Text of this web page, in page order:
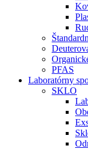
PFAS
Laboratórny
SKLO